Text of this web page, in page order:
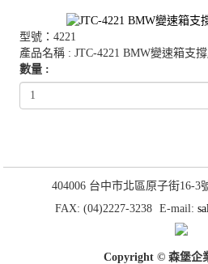
型號：4221
產品名稱 : JTC-4221 BMW變速箱支
數量 :
404006 台中市北區原子街16-3
FAX: (04)2227-3238 E-mail:
Copyright © 森堡企